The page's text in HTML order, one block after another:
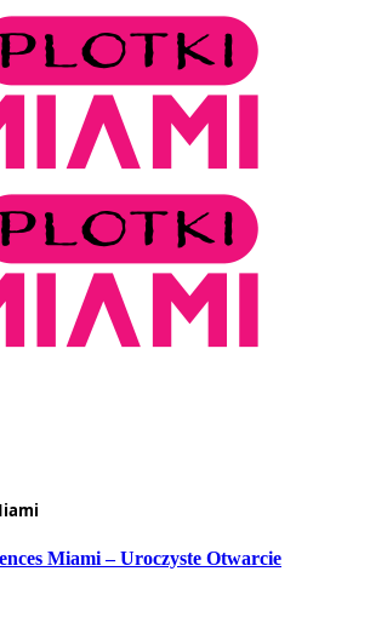
Miami – Uroczyste Otwarcie